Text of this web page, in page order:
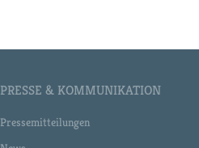
PRESSE & KOMMUNIKATION
Pressemitteilungen